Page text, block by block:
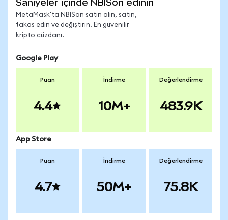
Saniyeler içinde NBISon edinin
MetaMask'ta NBISon satın alın, satın,
takas edin ve değiştirin. En güvenilir
kripto cüzdanı.
Google Play
Puan
4.4
İndirme
10M+
Değerlendirme
483.9K
App Store
Puan
4.7
İndirme
50M+
Değerlendirme
75.8K